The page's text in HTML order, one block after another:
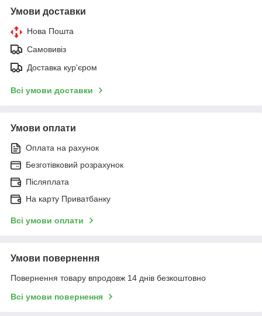
Умови доставки
Нова Пошта
Самовивіз
Доставка кур'єром
Всі умови доставки
Умови оплати
Оплата на рахунок
Безготівковий розрахунок
Післяплата
На карту Приватбанку
Всі умови оплати
Умови повернення
Повернення товару впродовж 14 днів безкоштовно
Всі умови повернення